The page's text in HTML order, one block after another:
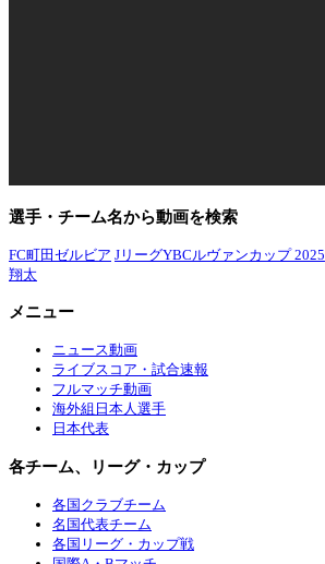
選手・チーム名から動画を検索
FC町田ゼルビア JリーグYBCルヴァンカップ 2025
翔太
メニュー
ニュース動画
ライブスコア・試合速報
フルマッチ動画
海外組日本人選手
日本代表
各チーム、リーグ・カップ
各国クラブチーム
名国代表チーム
各国リーグ・カップ戦